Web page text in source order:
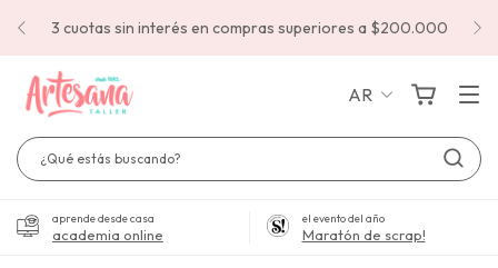
3 cuotas sin interés en compras superiores a $200.000
AR
aprende desde casa
academia online
el evento del año
Maratón de scrap!